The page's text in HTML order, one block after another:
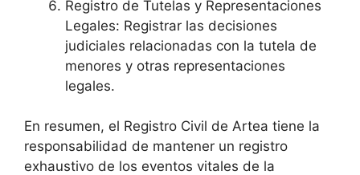
Registro de Tutelas y Representaciones
Legales: Registrar las decisiones
judiciales relacionadas con la tutela de
menores y otras representaciones
legales.
En resumen, el Registro Civil de Artea tiene la
responsabilidad de mantener un registro
exhaustivo de los eventos vitales de la